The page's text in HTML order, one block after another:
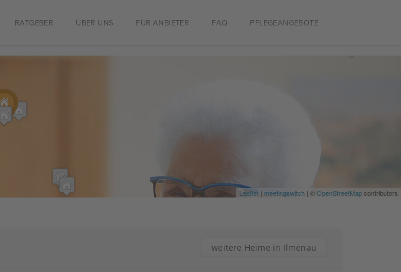
RATGEBER ÜBER UNS FÜR ANBIETER FAQ PFLEGEANGEBOTE
Leaflet | meetingswitch | ©OpenStreetMapcontributors
weitere Heime in Ilmenau